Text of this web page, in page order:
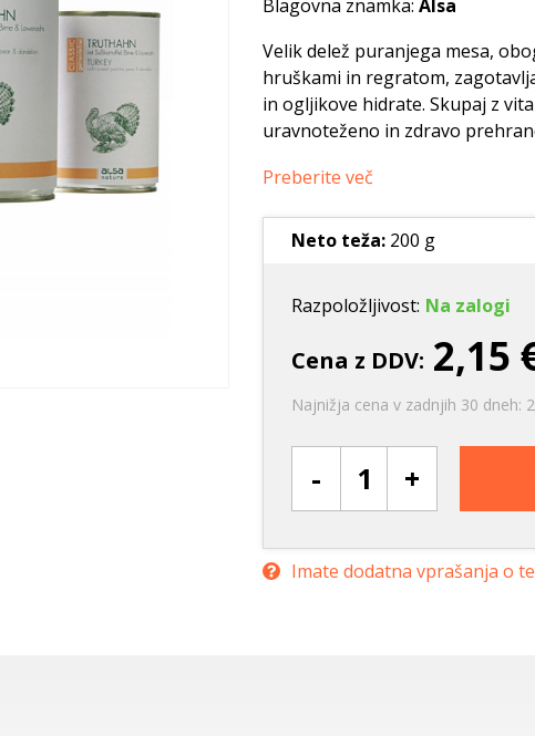
Ležišča
Oprtnice
Posode
Trening in učenje
Oprema za mladiče
Frizbi in metanje
Igrače za vleko
Interaktivne igrače
Posode
Praskalna drevesa
Blagovna znamka: Alsa
Velik delež puranjega mesa,
hruškami in regratom,
in ogljikove hidrate. Skupaj z
uravnoteženo in zdravo
Preberite več
Neto teža: 200 g
Razpoložljivost: Na zalogi
Cena z DDV: 2,15
Najnižja cena v zadnjih 30 dneh:
- +
Imate dodatna vprašanja o